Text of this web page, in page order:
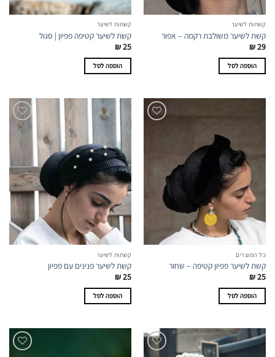
קשתות לשיער
קשת לשיער משולבת רקמה – אפור
₪29
הוספה לסל
קשתות לשיער
קשת לשיער קטיפה פפיון | סגול
₪25
הוספה לסל
כל המוצרים
קשת לשיער פפיון קטיפה – שחור
₪25
הוספה לסל
קשתות לשיער
קשת לשיער פנינים עם פפיון
₪25
הוספה לסל